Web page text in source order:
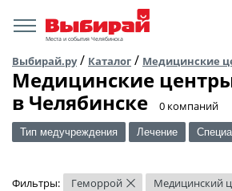
Места и события Челябинска
Выбирай.ру/ Каталог / Медицинские
Медицинские
в Челябинске
​0 компаний
Тип медучреждения Лечение
Фильтры: Геморрой × Медицинский